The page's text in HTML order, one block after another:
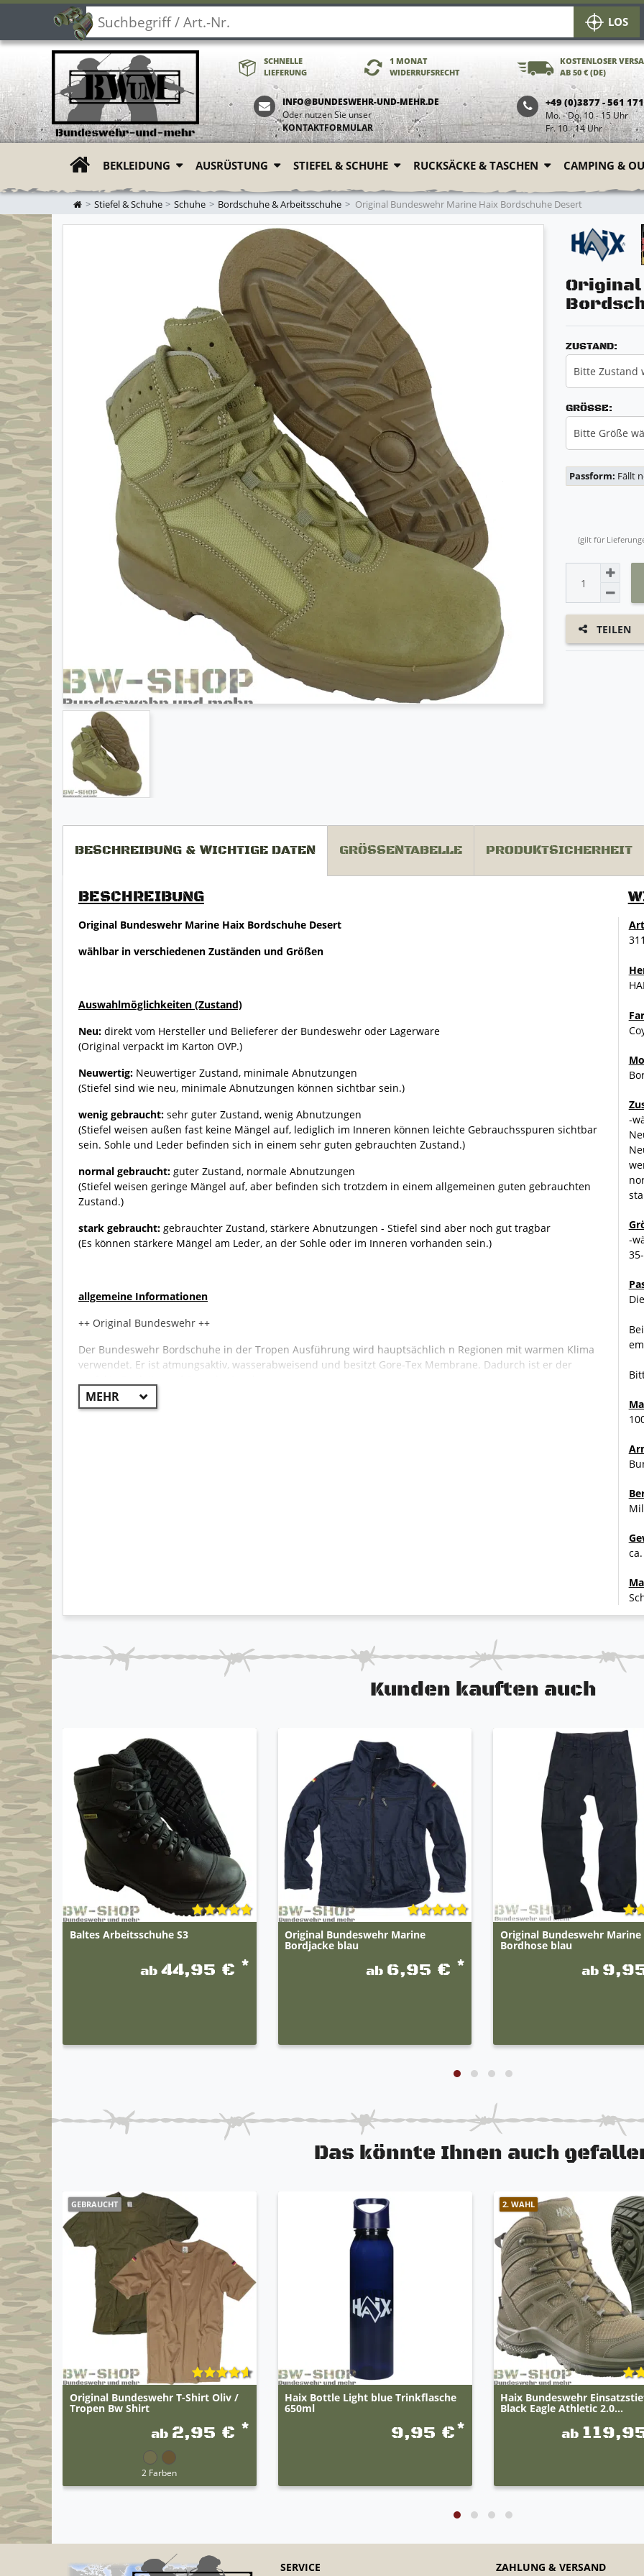
LOS
SCHNELLE
LIEFERUNG
1 MONAT
WIDERRUFSRECHT
KOSTENLOSER
AB 50 € (DE)
INFO@BUNDESWEHR-UND-MEHR.DE
Oder nutzen Sie unser
KONTAKTFORMULAR
+49 (0)3877 - 561 171
Mo. - Do. 10 - 15 Uhr
Fr. 10 - 14 Uhr
ZUR STARTSEITE
BEKLEIDUNG AUSRÜSTUNG STIEFEL & SCHUHE RUCKSÄCKE & TASCHEN CAMPING &
Stiefel & Schuhe Schuhe Bordschuhe & Arbeitsschuhe Original Bundeswehr Marine Haix Bordschuhe Desert
ZUSTAND:
Bitte Zustand
GRÖSSE:
Bitte Größe
Passform: Fällt
(gilt für
TEILEN
BESCHREIBUNG & WICHTIGE DATEN GRÖSSENTABELLE PRODUKTSICHERHEIT
BESCHREIBUNG
Original Bundeswehr Marine Haix Bordschuhe Desert
wählbar in verschiedenen Zuständen und Größen
Auswahlmöglichkeiten (Zustand)
Neu: direkt vom Hersteller und Belieferer der Bundeswehr oder Lagerware
(Original verpackt im Karton OVP.)
Neuwertig: Neuwertiger Zustand, minimale Abnutzungen
(Stiefel sind wie neu, minimale Abnutzungen können sichtbar sein.)
wenig gebraucht: sehr guter Zustand, wenig Abnutzungen
(Stiefel weisen außen fast keine Mängel auf, lediglich im Inneren können leichte Gebrauchsspuren sichtbar
sein. Sohle und Leder befinden sich in einem sehr guten gebrauchten Zustand.)
normal gebraucht: guter Zustand, normale Abnutzungen
(Stiefel weisen geringe Mängel auf, aber befinden sich trotzdem in einem allgemeinen guten gebrauchten
Zustand.)
stark gebraucht: gebrauchter Zustand, stärkere Abnutzungen - Stiefel sind aber noch gut tragbar
(Es können stärkere Mängel am Leder, an der Sohle oder im Inneren vorhanden sein.)
allgemeine Informationen
++ Original Bundeswehr ++
Der Bundeswehr Bordschuhe in der Tropen Ausführung wird hauptsächlich n Regionen mit warmen Klima
verwendet. Er ist atmungsaktiv, wasserabweisend und besitzt Gore-Tex Membrane. Dadurch ist er der
Haix Klima-System mit Micro-Dry-Futter
-
-
Kunden kauften auch
Baltes Arbeitsschuhe S3
ab44,95 € *
Original Bundeswehr Marine
Bordjacke blau
ab 6,95 € *
Original Bundeswehr Marine
Bordhose blau
ab
Das könnte Ihnen auch
GEBRAUCHT
Original Bundeswehr T-Shirt Oliv /
Tropen Bw Shirt
ab 2,95 € *
2 Farben
Haix Bottle Light blue Trinkflasche
650ml
9,95 €*
2. WAHL
Haix Bundeswehr
Black Eagle Athletic 2.0...
ab
SERVICE ZAHLUNG & VERSAND